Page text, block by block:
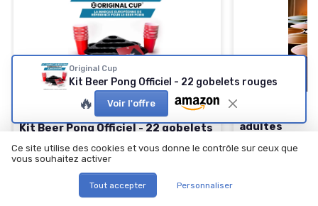
⭐ TRÈS BIEN NOTÉ 🔥 POPULAIRE
Kit Beer Pong Officiel - 22 gobelets
rouges
＋ Qualité Premium
accessoires
: 22 gobelets, 2 racks, 4 balles
adultes
＋ Complet—
Original Cup
Kit Beer Pong Officiel - 22 gobelets rouges
🔥 Voir l'offre
Ce site utilise des cookies et vous donne le contrôle sur ceux que
vous souhaitez activer
Tout accepter Personnaliser